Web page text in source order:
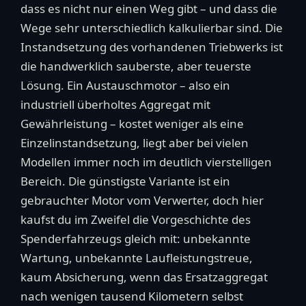
dass es nicht nur einen Weg gibt – und dass die
Wege sehr unterschiedlich kalkulierbar sind. Die
Instandsetzung des vorhandenen Triebwerks ist
die handwerklich sauberste, aber teuerste
Lösung. Ein Austauschmotor – also ein
industriell überholtes Aggregat mit
Gewährleistung – kostet weniger als eine
Einzelinstandsetzung, liegt aber bei vielen
Modellen immer noch im deutlich vierstelligen
Bereich. Die günstigste Variante ist ein
gebrauchter Motor vom Verwerter, doch hier
kaufst du im Zweifel die Vorgeschichte des
Spenderfahrzeugs gleich mit: unbekannte
Wartung, unbekannte Laufleistungstreue,
kaum Absicherung, wenn das Ersatzaggregat
nach wenigen tausend Kilometern selbst